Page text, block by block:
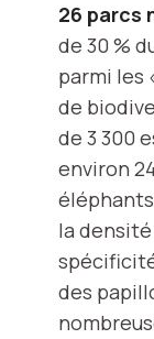
26 parcs
de 30 %
parmi les
de
de 3 300
environ
la
des